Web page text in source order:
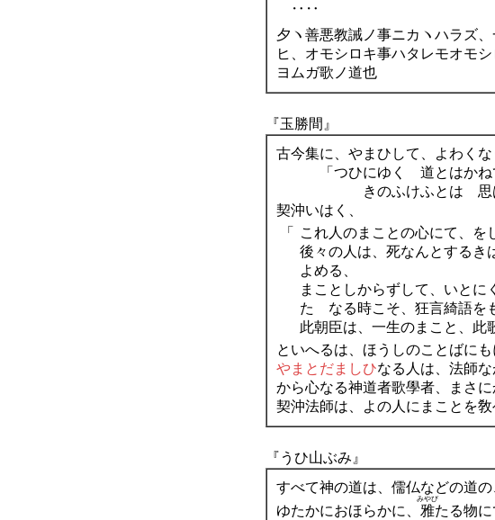
‥‥
夕ヽ善悪教誡ノ事ニカヽハラズ
ヒ、オモシロキ事ハタレモオモ
ヨムガ歌ノ道也
『玉勝間』
古今集に、やまひして、よわく
「つひにゆく 道とはかね
きのふけふとは 思はざ
契沖いはく、
「
これ人のまことの心にて、を
後々の人は、死なんとするき
よめる、
まことしからずして、いとに
たゞなる時こそ、狂言綺語を
此朝臣は、一生のまこと、此
といへるは、ほうしのことばにも
やまとだましひなる人は、法師な
から心なる神道者歌學者、まさに
契沖法師は、よの人にまことを
『うひ山ぶみ』
すべて神の道は、儒仏などの道
ゆたかにおほらかに、 雅
みやび
たる物に